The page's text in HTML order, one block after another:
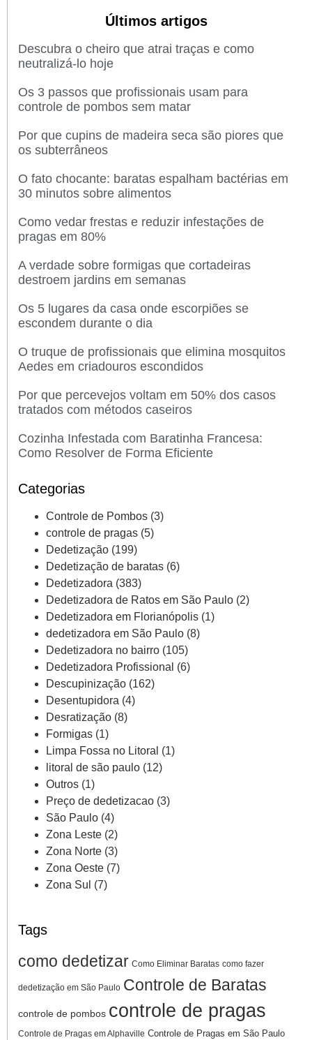
Últimos artigos
Descubra o cheiro que atrai traças e como
neutralizá-lo hoje
Os 3 passos que profissionais usam para
controle de pombos sem matar
Por que cupins de madeira seca são piores que
os subterrâneos
O fato chocante: baratas espalham bactérias em
30 minutos sobre alimentos
Como vedar frestas e reduzir infestações de
pragas em 80%
A verdade sobre formigas que cortadeiras
destroem jardins em semanas
Os 5 lugares da casa onde escorpiões se
escondem durante o dia
O truque de profissionais que elimina mosquitos
Aedes em criadouros escondidos
Por que percevejos voltam em 50% dos casos
tratados com métodos caseiros
Cozinha Infestada com Baratinha Francesa:
Como Resolver de Forma Eficiente
Categorias
Controle de Pombos (3)
controle de pragas (5)
Dedetização (199)
Dedetização de baratas (6)
Dedetizadora (383)
Dedetizadora de Ratos em São Paulo (2)
Dedetizadora em Florianópolis (1)
dedetizadora em São Paulo (8)
Dedetizadora no bairro (105)
Dedetizadora Profissional (6)
Descupinização (162)
Desentupidora (4)
Desratização (8)
Formigas (1)
Limpa Fossa no Litoral (1)
litoral de são paulo (12)
Outros (1)
Preço de dedetizacao (3)
São Paulo (4)
Zona Leste (2)
Zona Norte (3)
Zona Oeste (7)
Zona Sul (7)
Tags
como dedetizar Como Eliminar Baratas como fazer
dedetização em São Paulo Controle de Baratas
controle de pombos controle de pragas
Controle de Pragas em Alphaville Controle de Pragas em São Paulo